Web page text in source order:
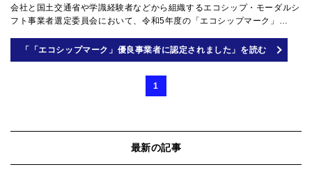
会社と国土交通省や学識経験者などから組織するエコシップ・モーダルシ
フト事業者選定委員会において、令和5年度の「エコシップマーク」…
「「エコシップマーク」優良事業者に認定されました」を読む
1
最新の記事